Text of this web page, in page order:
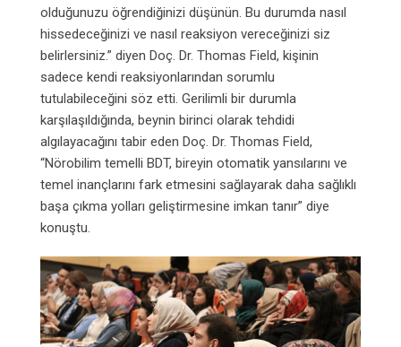
olduğunuzu öğrendiğinizi düşünün. Bu durumda nasıl
hissedeceğinizi ve nasıl reaksiyon vereceğinizi siz
belirlersiniz.” diyen Doç. Dr. Thomas Field, kişinin
sadece kendi reaksiyonlarından sorumlu
tutulabileceğini söz etti. Gerilimli bir durumla
karşılaşıldığında, beynin birinci olarak tehdidi
algılayacağını tabir eden Doç. Dr. Thomas Field,
“Nörobilim temelli BDT, bireyin otomatik yansılarını ve
temel inançlarını fark etmesini sağlayarak daha sağlıklı
başa çıkma yolları geliştirmesine imkan tanır” diye
konuştu.